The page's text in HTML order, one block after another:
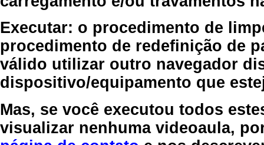
Executar: o procedimento de
procedimento de redefinição de
válido utilizar outro navegador
dispositivo/equipamento que
Mas, se você executou todos
visualizar nenhuma videoaula,